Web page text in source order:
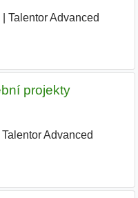
Talentor Advanced
projekty
Talentor Advanced